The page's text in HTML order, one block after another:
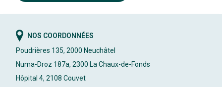
NOS COORDONNÉES
Poudrières 135, 2000 Neuchâtel
Numa-Droz 187a, 2300 La Chaux-de-Fonds
Hôpital 4, 2108 Couvet